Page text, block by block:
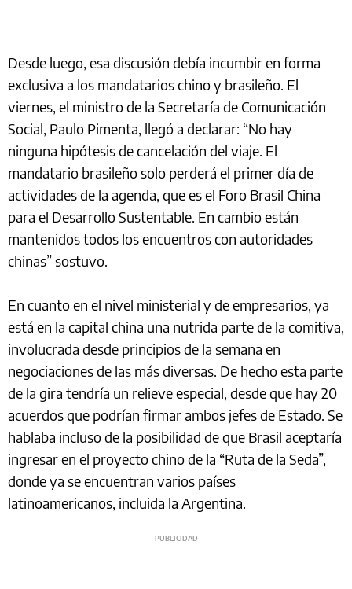
Desde luego, esa discusión debía incumbir en forma
exclusiva a los mandatarios chino y brasileño. El
viernes, el ministro de la Secretaría de Comunicación
Social, Paulo Pimenta, llegó a declarar: “No hay
ninguna hipótesis de cancelación del viaje. El
mandatario brasileño solo perderá el primer día de
actividades de la agenda, que es el Foro Brasil China
para el Desarrollo Sustentable. En cambio están
mantenidos todos los encuentros con autoridades
chinas” sostuvo.
En cuanto en el nivel ministerial y de empresarios, ya
está en la capital china una nutrida parte de la comitiva,
involucrada desde principios de la semana en
negociaciones de las más diversas. De hecho esta parte
de la gira tendría un relieve especial, desde que hay 20
acuerdos que podrían firmar ambos jefes de Estado. Se
hablaba incluso de la posibilidad de que Brasil aceptaría
ingresar en el proyecto chino de la “Ruta de la Seda”,
donde ya se encuentran varios países
latinoamericanos, incluida la Argentina.